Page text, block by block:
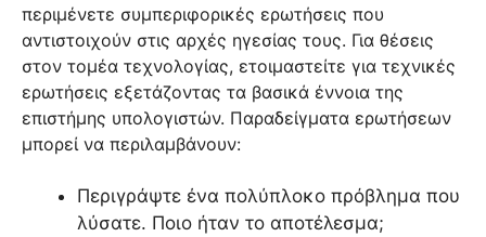
περιμένετε συμπεριφορικές ερωτήσεις που
αντιστοιχούν στις αρχές ηγεσίας τους. Για θέσεις
στον τομέα τεχνολογίας, ετοιμαστείτε για τεχνικές
ερωτήσεις εξετάζοντας τα βασικά έννοια της
επιστήμης υπολογιστών. Παραδείγματα ερωτήσεων
μπορεί να περιλαμβάνουν:
Περιγράψτε ένα πολύπλοκο πρόβλημα που
λύσατε. Ποιο ήταν το αποτέλεσμα;